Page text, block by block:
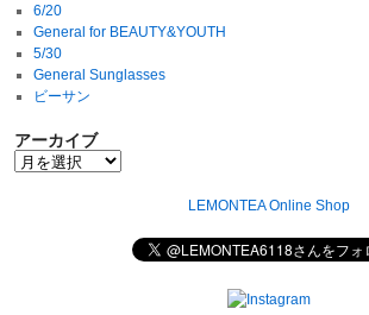
6/20
General for BEAUTY&YOUTH
5/30
General Sunglasses
ビーサン
アーカイブ
LEMONTEA Online Shop